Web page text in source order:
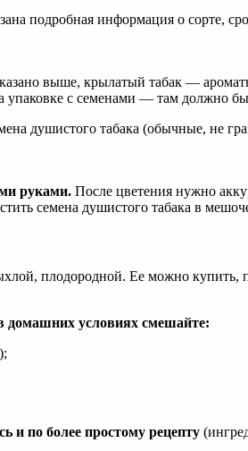
подробная информация о сорте,
выше, крылатый табак —
с семенами — там должно
душистого табака (обычные, не
руками. После цветения нужно
семена душистого табака в
плодородной. Ее можно купить,
домашних условиях смешайте:
и по более простому рецепту